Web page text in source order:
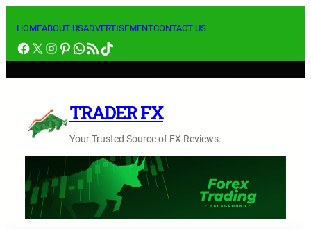
ス
キ
HOMEABOUT USADVERTISEMENTCONTACT US
Facebook
X Instagram
Pinterest
WhatsApp
RSS フィードTikTok
TRADER FX
Your Trusted Source of FX Reviews.